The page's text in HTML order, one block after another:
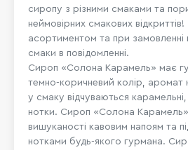
сиропу з різними смаками та
неймовірних смакових
асортиментом та при замовленні
смаки в повідомленні.
Сироп «Солона Карамель» має
темно-коричневий колір, аромат
у смаку відчуваються
нотки. Сироп «Солона
вишуканості кавовим напоям та
нотками будь-якого гурмана.